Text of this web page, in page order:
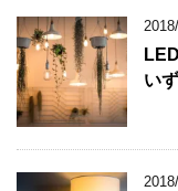
い